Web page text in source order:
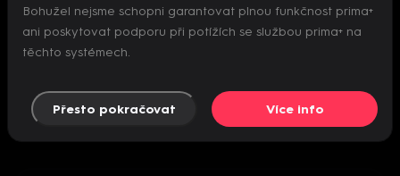
Nepodařilo se inicializovat přehrávač
Bohužel nejsme schopni garantovat plnou funkčnost prima+
ani poskytovat podporu při potížích se službou prima+ na
těchto systémech.
Přesto pokračovat Více info